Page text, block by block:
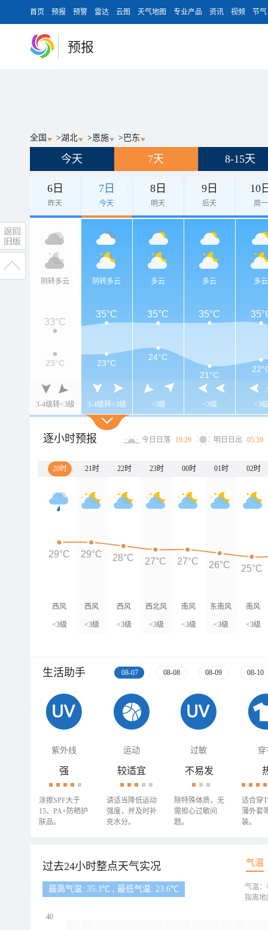
首页 预报 预警 雷达 云图 天气地图 专业产品 资讯 视频 节气
预报
全国 >湖北 >恩施 > 巴东
今天 7天 8-15天
6日
昨天
7日
今天
8日
明天
9日
后天
10
周一
阴转多云
3-4级转<3级
阴转多云
3-4级转<3级
多云
<3级
多云
<3级
多云
<3级
33°C
35°C 35°C 35°C
23°C 23°C
24°C
21°C
逐小时预报 今日日落 19:29 明日日出 05:59
20时 21时 22时 23时 00时 01时 02时
西风
<3级
西风
<3级
西风
<3级
西北风
<3级
南风
<3级
东南风
<3级
南风
<3级
29°C 29°C 28°C 27°C 27°C 26°C 25°C
生活助手 08-07 08-08 08-09 08-10
紫外线 运动 过敏 穿
强
涂擦SPF大于
15、PA+防晒护
肤品。
较适宜
请适当降低运动
强度，并及时补
充水分。
不易发
除特殊体质，无
需担心过敏问
题。
适合穿
薄外套
装。
过去24小时整点天气实况 气温
最高气温: 35.3℃ , 最低气温: 23.6℃
40
气温：
指离地